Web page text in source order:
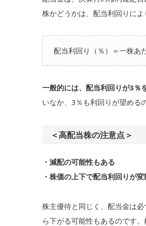
株かどうかは、配当利回りに
配当利回り（％）＝一株あ
一般的には、配当利回りが3％
いなか、3％も利回りが望める
＜高配当株の注意点＞
・減配の可能性もある
・株価の上下で配当利回りが
株主優待と同じく、配当金は
ら下がる可能性もあるのです